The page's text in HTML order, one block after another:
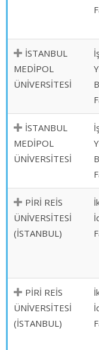
İSTANBUL
MEDİPOL
ÜNİVERSİTESİ
İSTANBUL
MEDİPOL
ÜNİVERSİTESİ
PİRİ REİS
ÜNİVERSİTESİ
(İSTANBUL)
PİRİ REİS
ÜNİVERSİTESİ
(İSTANBUL)